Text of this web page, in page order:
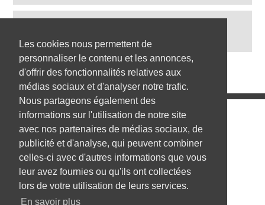
Les cookies nous permettent de
personnaliser le contenu et les annonces,
d'offrir des fonctionnalités relatives aux
médias sociaux et d'analyser notre trafic.
Nous partageons également des
informations sur l'utilisation de notre site
avec nos partenaires de médias sociaux, de
publicité et d'analyse, qui peuvent combiner
celles-ci avec d'autres informations que vous
leur avez fournies ou qu'ils ont collectées
lors de votre utilisation de leurs services.
En savoir plus
Paris
Emplois
Emplois par secteur
Emplois par ville
Emplois par entreprise